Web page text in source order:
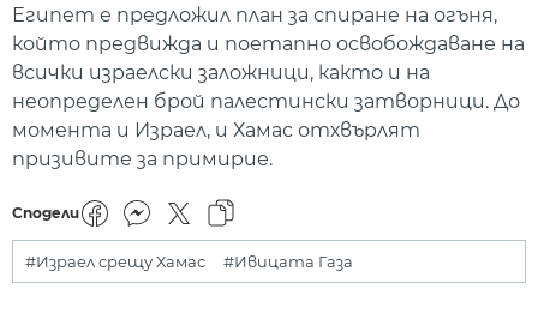
Египет е предложил план за спиране на огъня,
който предвижда и поетапно освобождаване на
всички израелски заложници, както и на
неопределен брой палестински затворници. До
момента и Израел, и Хамас отхвърлят
призивите за примирие.
Сподели
#Израел срещу Хамас #Ивицата Газа